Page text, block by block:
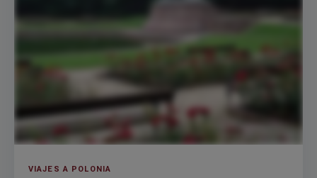
VIAJES A POLONIA